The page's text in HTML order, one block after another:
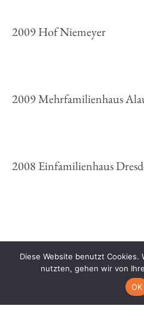
2009 Hof Niemeyer
2009 Mehrfamilienhaus
2008 Einfamilienhaus
impressum datenschutz ©adasp 2026
Diese Website benutzt Cookies.
nutzten, gehen wir von
OK